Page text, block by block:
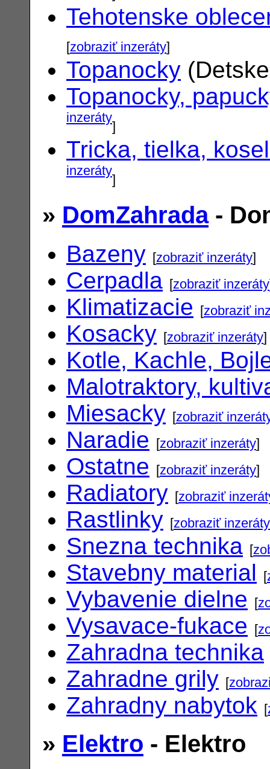
Tehotenske
[zobraziť inzeráty]
Topanocky
Topanocky,
inzeráty]
Tricka, tielka,
inzeráty]
» DomZahrada-
Bazeny [zobraziť inzeráty]
Cerpadla [zobraziť inzeráty
Klimatizacie [zobraziť
Kosacky [zobraziť inzeráty]
Kotle, Kachle,
Malotraktory,
Miesacky [zobraziť
Naradie [zobraziť inzeráty]
Ostatne [zobraziť inzeráty]
Radiatory [zobraziť
Rastlinky [zobraziť inzeráty
Snezna technika [
Stavebny material [
Vybavenie dielne [
Vysavace-fukace [
Zahradna technika
Zahradne grily [
Zahradny nabytok [
» Elektro - Elektro